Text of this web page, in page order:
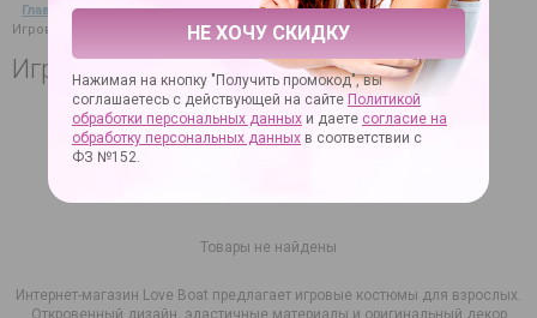
Главная → Секс-товары → Эротическая одежда
→
Игровые костюмы
Игровые костюмы
ФИЛЬТР
Товары не найдены
Интернет-магазин Love Boat предлагает игровые костюмы для взрослых.
Откровенный дизайн, эластичные материалы и оригинальный декор
НЕ ХОЧУ СКИДКУ
Нажимая на кнопку "Получить промокод", вы
соглашаетесь с действующей на сайте Политикой
обработки персональных данных и даете согласие на
обработку персональных данных в соответствии с
ФЗ №152.